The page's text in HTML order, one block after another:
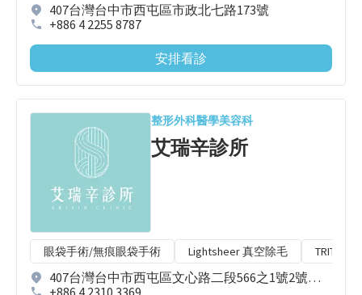
407台灣台中市西屯區市政北七路173號
+886 4 2255 8787
安排看診
整形外科醫學美容科
艾瑞辛診所
眼袋手術/無痕眼袋手術 Lightsheer 真空除毛 TRITON
407台灣台中市西屯區文心路二段566之1號2號樓之2